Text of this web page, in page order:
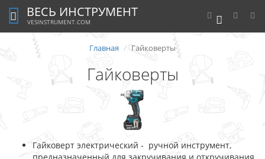
0
ВЕСЬ ИНСТРУМЕНТ
VESINSTRUMENT.COM
Главная Гайковерты
Гайковерты
Гайковерт электрический - ручной инструмент,